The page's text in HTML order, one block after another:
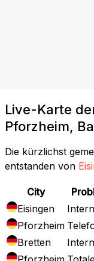
Live-Karte
Pforzheim,
Die kürzlichst
entstanden von
City
Eisingen
Pforzheim
Bretten